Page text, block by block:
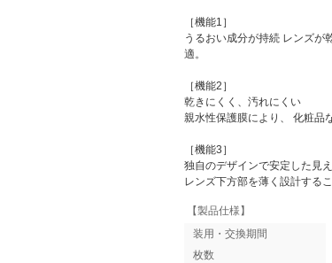
［機能1］
うるおい成分が持続 レンズが
適。
［機能2］
乾きにくく、汚れにくい
親水性保護膜により、 化粧品
［機能3］
独自のデザインで安定した見
レンズ下方部を薄く設計する
【製品仕様】
装用・交換期間
枚数